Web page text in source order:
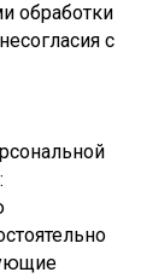
обработки
с